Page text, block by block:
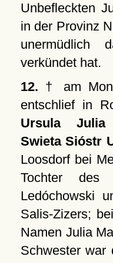
Unbefleckten
in der Provinz
unermüdlich
verkündet hat.
12. † am
entschlief in
Ursula Julia
Swieta Sióstr
Loosdorf bei
Tochter des
Ledóchowski
Salis-Zizers;
Namen Julia
Schwester war